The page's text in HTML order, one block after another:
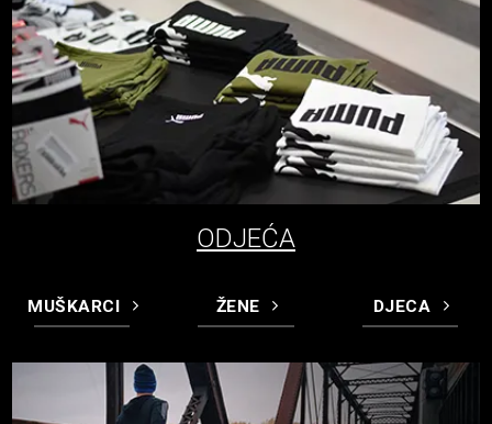
ODJEĆA
MUŠKARCI ŽENE DJECA